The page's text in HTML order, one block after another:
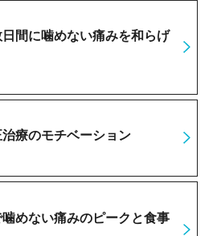
間に噛めない痛みを和らげ
療のモチベーション
めない痛みのピークと食事